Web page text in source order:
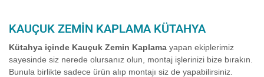
KAUÇUK ZEMIN KAPLAMA KÜTAHYA
Kütahya içinde Kauçuk Zemin Kaplama yapan ekiplerimiz
sayesinde siz nerede olursanız olun, montaj işlerinizi bize bırakın.
Bunula birlikte sadece ürün alıp montajı siz de yapabilirsiniz.